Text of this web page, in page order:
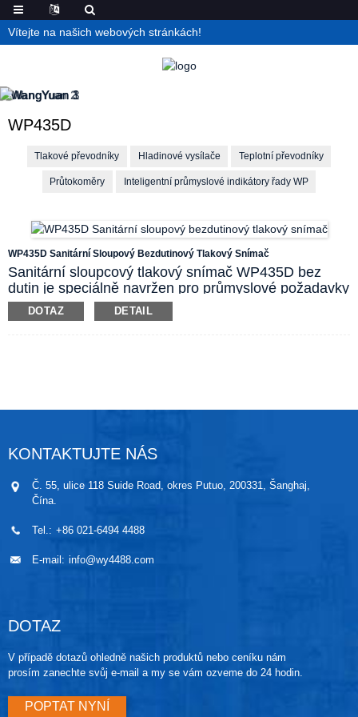
Vítejte na našich webových stránkách!
WP435D
Tlakové převodníky Hladinové vysílače Teplotní převodníky
Průtokoměry Inteligentní průmyslové indikátory řady WP
WP435D Sanitární Sloupový Bezdutinový Tlakový Snímač
Sanitární sloupcový tlakový snímač WP435D bez
dutin je speciálně navržen pro průmyslové požadavky
na sanitaci. Jeho tlaková snímací membrána je
planární. Protože zde není žádná slepá oblast, v
DOTAZ DETAIL
KONTAKTUJTE NÁS
Č. 55, ulice 118 Suide Road, okres Putuo, 200331, Šanghaj,
Čína.
Tel.: +86 021-6494 4488
E-mail: info@wy4488.com
DOTAZ
V případě dotazů ohledně našich produktů nebo ceníku nám
prosím zanechte svůj e-mail a my se vám ozveme do 24 hodin.
POPTAT NYNÍ